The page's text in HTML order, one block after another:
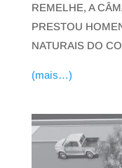
REMELHE, A
PRESTOU
NATURAIS DO
(mais…)